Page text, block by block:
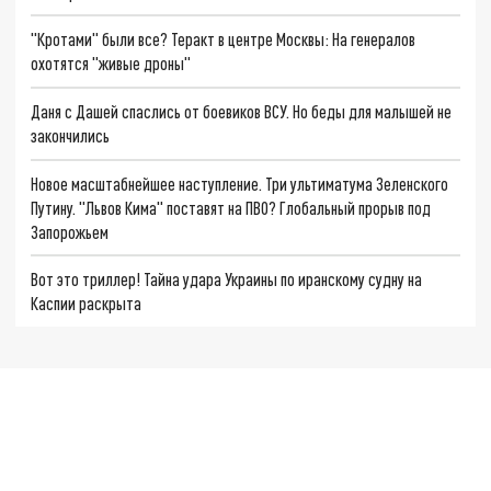
"Кротами" были все? Теракт в центре Москвы: На генералов
охотятся "живые дроны"
Даня с Дашей спаслись от боевиков ВСУ. Но беды для малышей не
закончились
Новое масштабнейшее наступление. Три ультиматума Зеленского
Путину. "Львов Кима" поставят на ПВО? Глобальный прорыв под
Запорожьем
Вот это триллер! Тайна удара Украины по иранскому судну на
Каспии раскрыта